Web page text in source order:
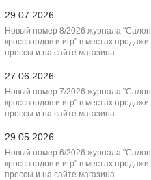
29.07.2026
Новый номер 8/2026 журнала "Салон
кроссвордов и игр" в местах продажи
прессы и на сайте магазина.
27.06.2026
Новый номер 7/2026 журнала "Салон
кроссвордов и игр" в местах продажи
прессы и на сайте магазина.
29.05.2026
Новый номер 6/2026 журнала "Салон
кроссвордов и игр" в местах продажи
прессы и на сайте магазина.